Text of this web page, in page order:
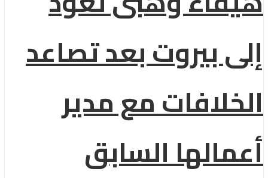
إلى بيروت بعد تصاعد
الخلافات مع مدير
أعمالها السابق